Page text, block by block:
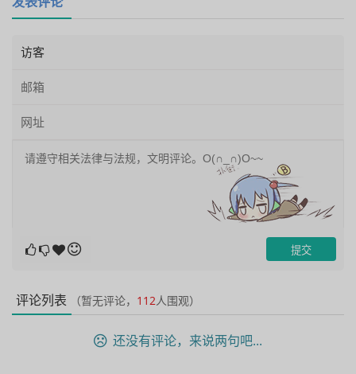
评论列表 （暂无评论， 112人围观）
还没有评论，来说两句吧...